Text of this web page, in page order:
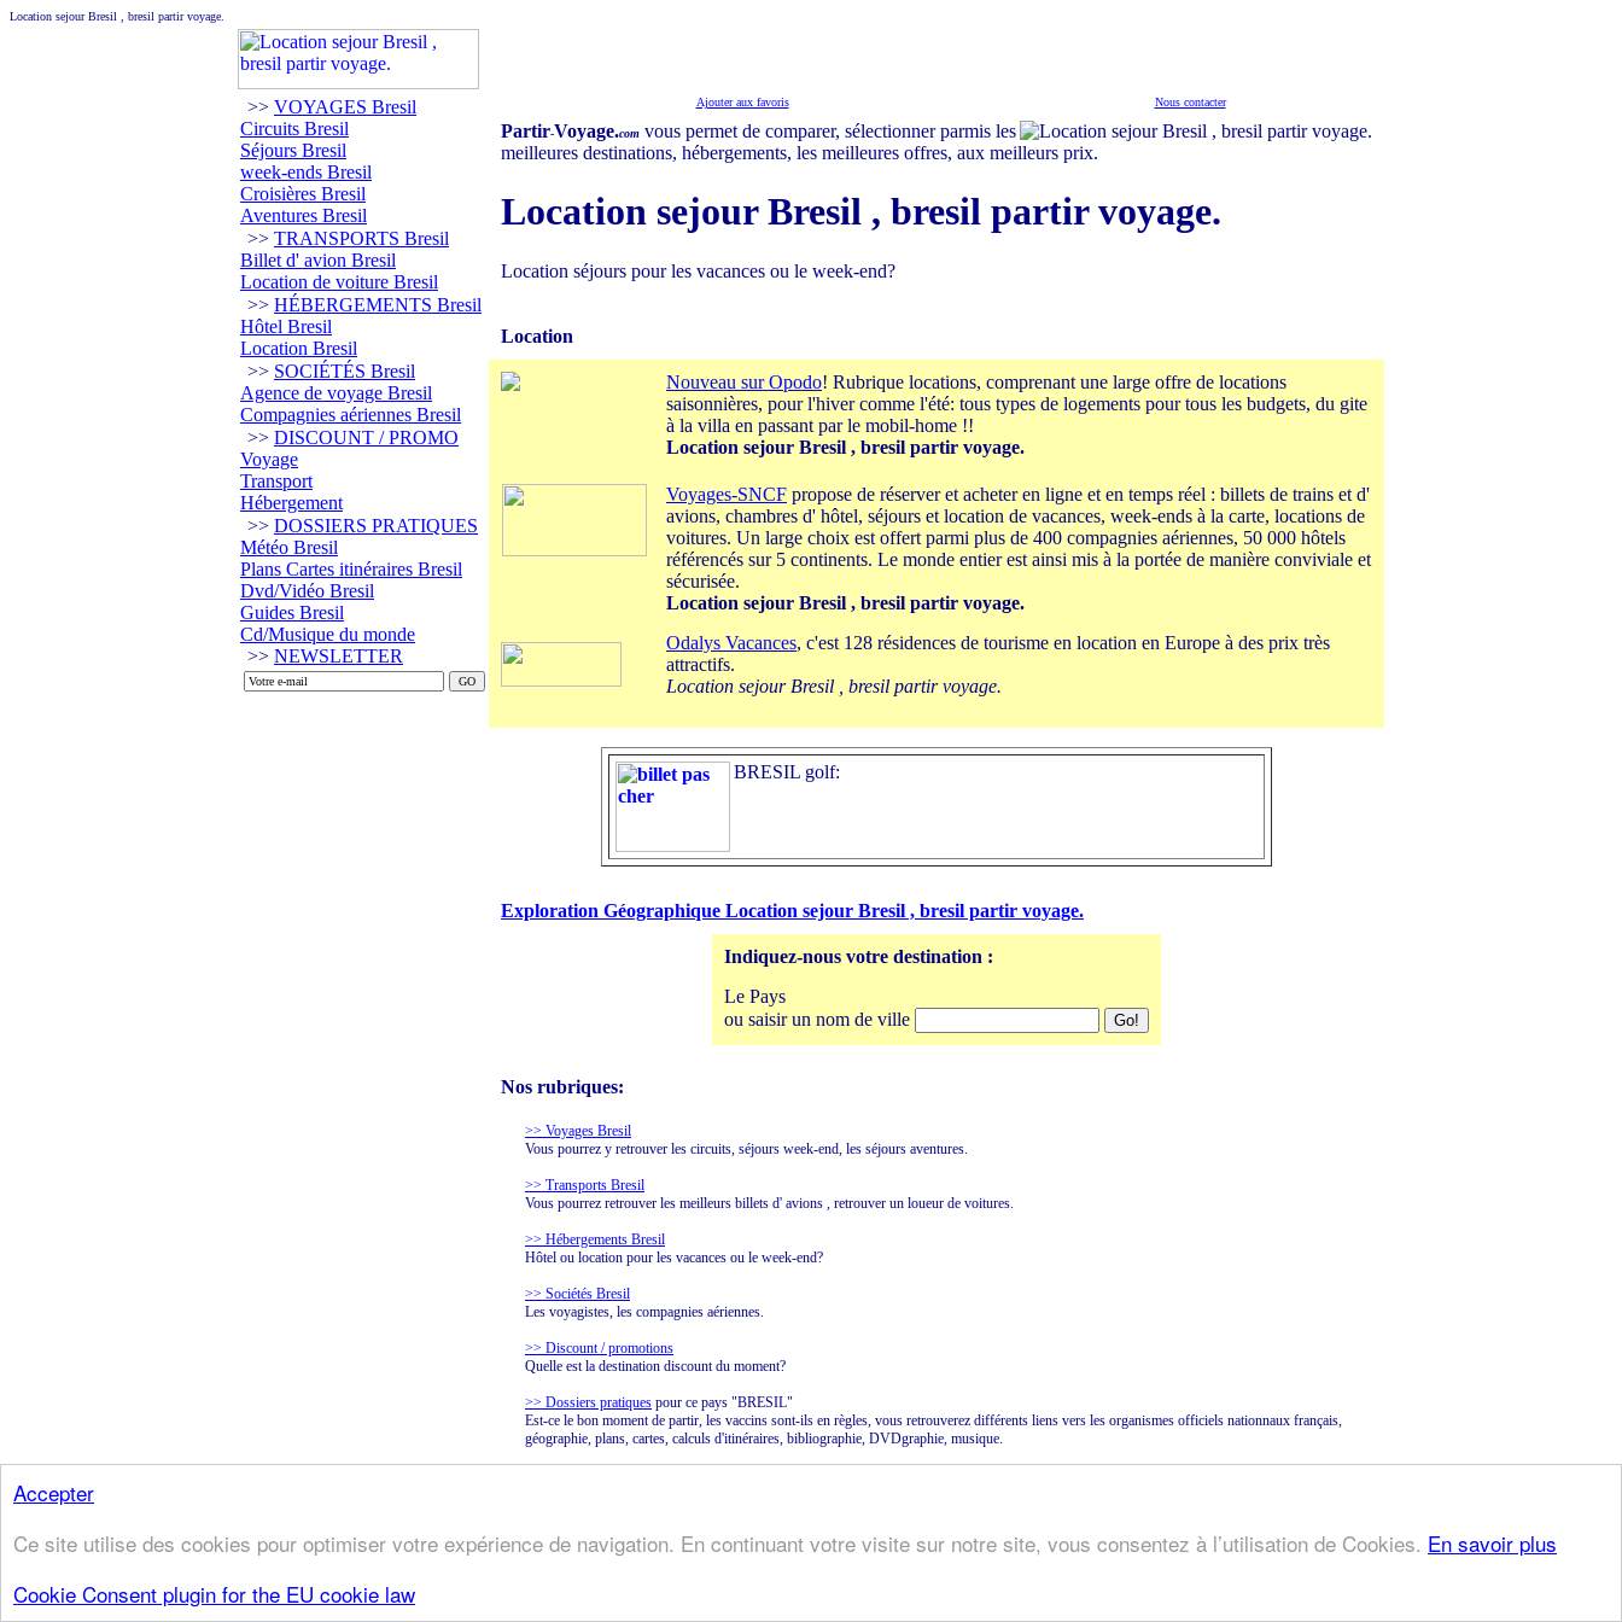
Accepter
Ce site utilise des cookies pour optimiser votre expérience de navigation. En continuant votre visite sur notre site, vous consentez à l’utilisation de Cookies. En savoir plus
Cookie Consent plugin for the EU cookie law
Location sejour Bresil , bresil partir voyage.
>> VOYAGES Bresil
Circuits Bresil
Séjours Bresil
week-ends Bresil
Croisières Bresil
Aventures Bresil
>> TRANSPORTS Bresil
Billet d' avion Bresil
Location de voiture Bresil
>> HÉBERGEMENTS Bresil
Hôtel Bresil
Location Bresil
>> SOCIÉTÉS Bresil
Agence de voyage Bresil
Compagnies aériennes Bresil
>> DISCOUNT / PROMO
Voyage
Transport
Hébergement
>> DOSSIERS PRATIQUES
Météo Bresil
Plans Cartes itinéraires Bresil
Dvd/Vidéo Bresil
Guides Bresil
Cd/Musique du monde
>> NEWSLETTER
Ajouter aux favoris Nous contacter
Partir-Voyage.com vous permet de comparer, sélectionner parmis les
meilleures destinations, hébergements, les meilleures offres, aux meilleurs prix.
Location sejour Bresil , bresil partir voyage.
Location séjours pour les vacances ou le week-end?
Location
Nouveau sur Opodo! Rubrique locations, comprenant une large offre de locations
saisonnières, pour l'hiver comme l'été: tous types de logements pour tous les budgets, du gite
à la villa en passant par le mobil-home !!
Location sejour Bresil , bresil partir voyage.
Voyages-SNCF propose de réserver et acheter en ligne et en temps réel : billets de trains et d'
avions, chambres d' hôtel, séjours et location de vacances, week-ends à la carte, locations de
voitures. Un large choix est offert parmi plus de 400 compagnies aériennes, 50 000 hôtels
référencés sur 5 continents. Le monde entier est ainsi mis à la portée de manière conviviale et
sécurisée.
Location sejour Bresil , bresil partir voyage.
Odalys Vacances, c'est 128 résidences de tourisme en location en Europe à des prix très
attractifs.
Location sejour Bresil , bresil partir voyage.
BRESIL golf:
Exploration Géographique Location sejour Bresil , bresil partir voyage.
Indiquez-nous votre destination :
Le Pays
ou saisir un nom de ville
Nos rubriques:
>> Voyages Bresil
Vous pourrez y retrouver les circuits, séjours week-end, les séjours aventures.
>> Transports Bresil
Vous pourrez retrouver les meilleurs billets d' avions , retrouver un loueur de voitures.
>> Hébergements Bresil
Hôtel ou location pour les vacances ou le week-end?
>> Sociétés Bresil
Les voyagistes, les compagnies aériennes.
>> Discount / promotions
Quelle est la destination discount du moment?
>> Dossiers pratiques pour ce pays "BRESIL"
Est-ce le bon moment de partir, les vaccins sont-ils en règles, vous retrouverez différents liens vers les organismes officiels nationnaux français,
géographie, plans, cartes, calculs d'itinéraires, bibliographie, DVDgraphie, musique.